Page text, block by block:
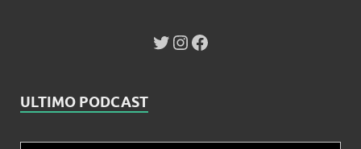
ULTIMO PODCAST